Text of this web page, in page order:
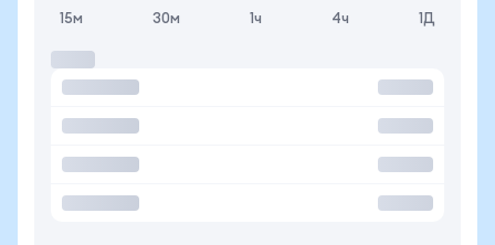
15м 30м 1ч 4ч 1Д